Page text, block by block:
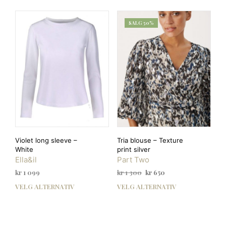
varianter.
Alternativene
velges
produktsiden
Violet long sleeve –
White
Ella&il
kr 1 099
VELG ALTERNATIV
Dette
SALG 50%
Tria blouse – Texture
print silver
Part Two
kr1 300 Opprinnelig
var:
kr650Nåværende
er:
VELG ALTERNATIV